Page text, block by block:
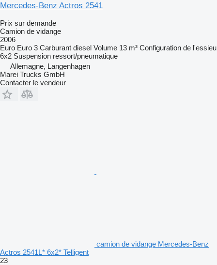
Mercedes-Benz Actros 2541
Prix sur demande
Camion de vidange
2006
Euro Euro 3 Carburant diesel Volume 13 m³ Configuration de l'essieu
6x2 Suspension ressort/pneumatique
Allemagne, Langenhagen
Marei Trucks GmbH
Contacter le vendeur
camion de vidange Mercedes-Benz
Actros 2541L* 6x2* Telligent
23